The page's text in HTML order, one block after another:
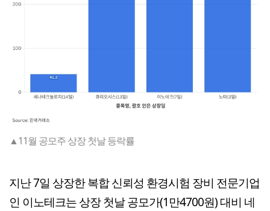
▲11월 공모주 상장 첫날 등락률
지난 7일 상장한 복합 신뢰성 환경시험 장비 전문기업
인 이노테크는 상장 첫날 공모가(1만4700원) 대비 네